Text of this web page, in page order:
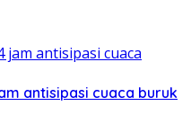
antisipasi cuaca buruk